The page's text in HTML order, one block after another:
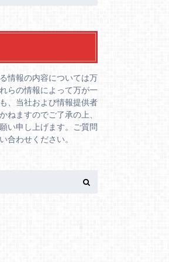
情報の内容については万
らの情報によって万が一
、当社および情報提供者
ねますのでご了承の上、
い申し上げます。ご質問
合わせください。